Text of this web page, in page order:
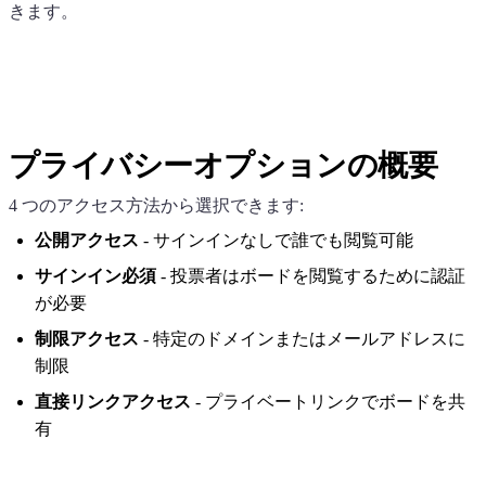
きます。
プライバシーオプションの概要
4 つのアクセス方法から選択できます:
公開アクセス - サインインなしで誰でも閲覧可能
サインイン必須 - 投票者はボードを閲覧するために認証
が必要
制限アクセス - 特定のドメインまたはメールアドレスに
制限
直接リンクアクセス - プライベートリンクでボードを共
有